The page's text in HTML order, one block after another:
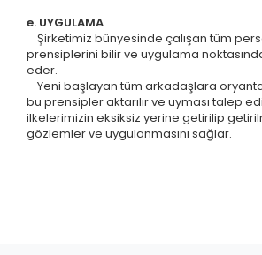
e. UYGULAMA
Şirketimiz bünyesinde çalışan tüm
prensiplerini bilir ve uygulama
eder.
Yeni başlayan tüm arkadaşlara
bu prensipler aktarılır ve uyması talep
ilkelerimizin eksiksiz yerine getirilip
gözlemler ve uygulanmasını sağlar.